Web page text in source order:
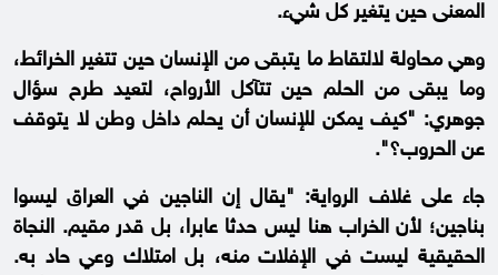
المعنى حين يتغير كل شيء.
وهي محاولة لالتقاط ما يتبقى من الإنسان حين تتغير الخرائط،
وما يبقى من الحلم حين تتآكل الأرواح، لتعيد طرح سؤال
جوهري: "كيف يمكن للإنسان أن يحلم داخل وطن لا يتوقف
عن الحروب؟".
جاء على غلاف الرواية: "يقال إن الناجين في العراق ليسوا
بناجين؛ لأن الخراب هنا ليس حدثا عابرا، بل قدر مقيم. النجاة
الحقيقية ليست في الإفلات منه، بل امتلاك وعي حاد به.